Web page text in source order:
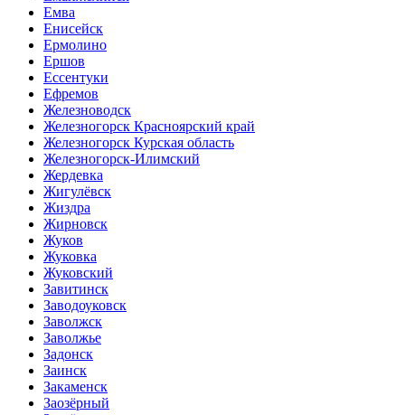
Емва
Енисейск
Ермолино
Ершов
Ессентуки
Ефремов
Железноводск
Железногорск Красноярский край
Железногорск Курская область
Железногорск-Илимский
Жердевка
Жигулёвск
Жиздра
Жирновск
Жуков
Жуковка
Жуковский
Завитинск
Заводоуковск
Заволжск
Заволжье
Задонск
Заинск
Закаменск
Заозёрный